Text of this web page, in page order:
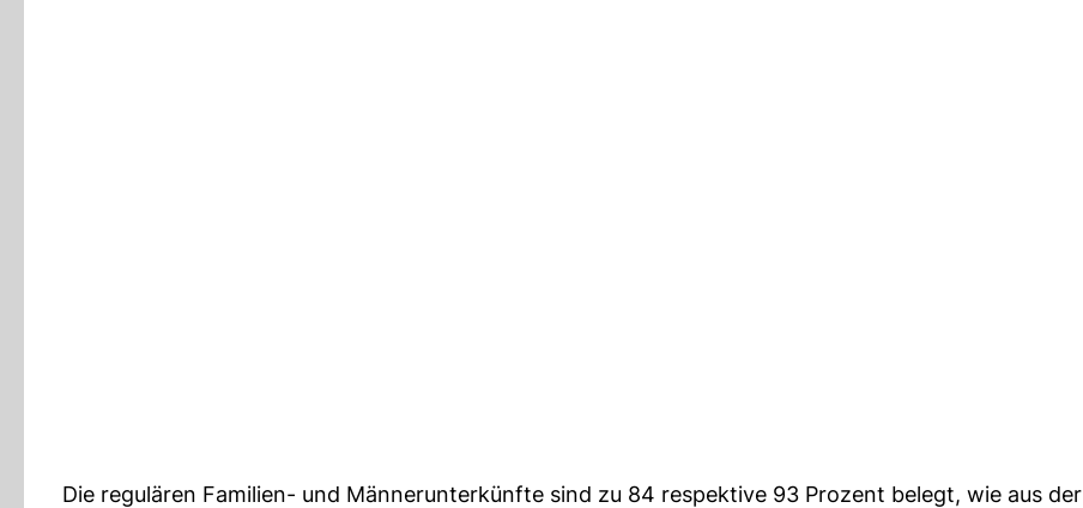
Die regulären Familien- und Männerunterkünfte sind zu 84 respektive 93 Prozent belegt, wie aus der